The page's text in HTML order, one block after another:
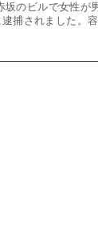
のビルで女性が
捕されました。